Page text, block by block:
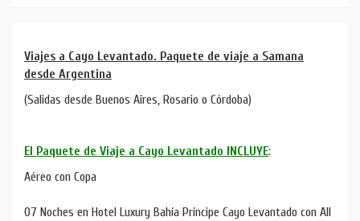
Viajes a Cayo Levantado. Paquete de viaje a Samana
desde Argentina
(Salidas desde Buenos Aires, Rosario o Córdoba)
El Paquete de Viaje a Cayo Levantado INCLUYE:
Aéreo con Copa
07 Noches en Hotel Luxury Bahía Príncipe Cayo Levantado con All